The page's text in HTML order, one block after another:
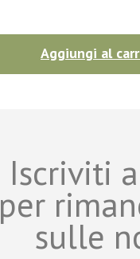
Aggiungi al
Iscriviti
per
sulle